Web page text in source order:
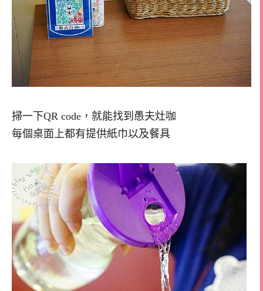
掃一下QR code，就能找到愚夫灶咖
每個桌面上都有提供紙巾以及餐具